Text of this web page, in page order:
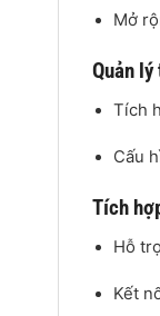
Mở
Quản
Tích
Cấu
Tích
Hỗ
Kết